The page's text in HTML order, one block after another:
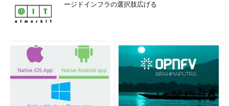
ージドインフラの選択肢広げる